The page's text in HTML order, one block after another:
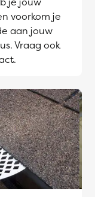
voorkom je
aan jouw
Vraag ook